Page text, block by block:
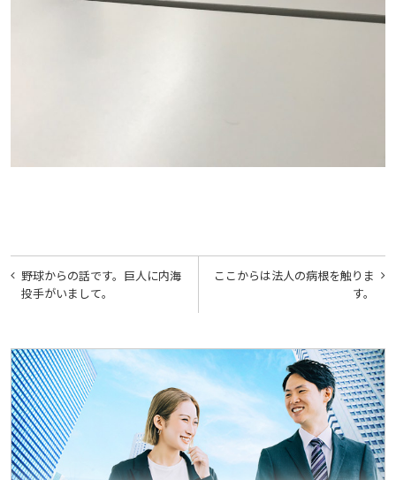
投
稿
ビ
ゲ
ー
シ
ョ
ここからは法人の病根を触りま
す。
野球からの話です。巨人に内海
投手がいまして。